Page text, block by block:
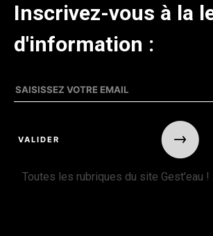
Inscrivez-vous à la
d'information :
Toutes les rubriques du site Gest'eau !